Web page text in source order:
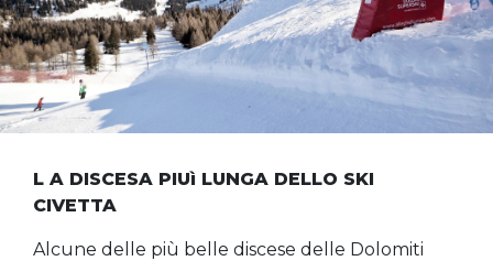
L A DISCESA PIUì LUNGA DELLO SKI
CIVETTA
Alcune delle più belle discese delle Dolomiti